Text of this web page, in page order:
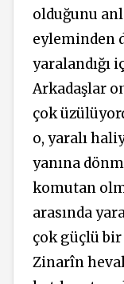
olduğunu
eyleminden
yaralandığı
Arkadaşlar
çok
o, yaralı
yanına
komutan
arasında
çok güçlü bir
Zinarîn